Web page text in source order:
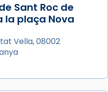
i
màrtirs.
de sant Cugat, a
sorgeix la tradició
a Júlia”) i
Sant Roc de
la plaça Nova
Vella, 08002